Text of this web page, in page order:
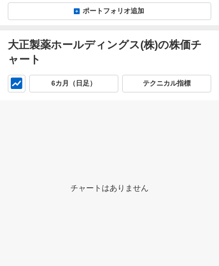
ポートフォリオ追加
大正製薬ホールディングス(株)の株価チ
ャート
6カ月（日足） テクニカル指標
チャートはありません